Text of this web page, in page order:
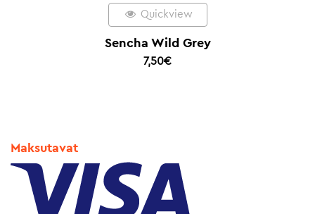
Quickview
Sencha Wild Grey
7,50€
Maksutavat